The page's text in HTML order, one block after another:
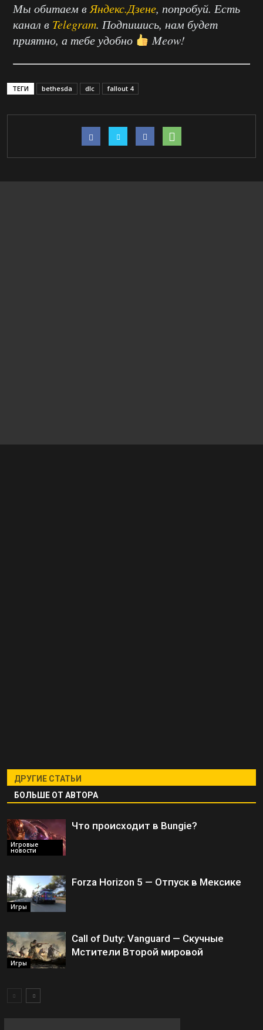
Мы обитаем в Яндекс.Дзене, попробуй. Есть
канал в Telegram. Подпишись, нам будет
приятно, а тебе удобно
Meow!
ТЕГИ bethesda dlc fallout 4
ДРУГИЕ СТАТЬИ
БОЛЬШЕ ОТ АВТОРА
Игровые
новости
Что происходит в Bungie?
Игры
Forza Horizon 5 — Отпуск в Мексике
Игры
Call of Duty: Vanguard — Скучные
Мстители Второй мировой